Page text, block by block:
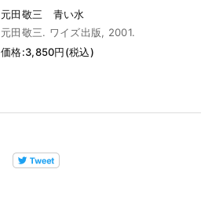
元田敬三 青い水
元田敬三. ワイズ出版, 2001.
価格:3,850円(税込)